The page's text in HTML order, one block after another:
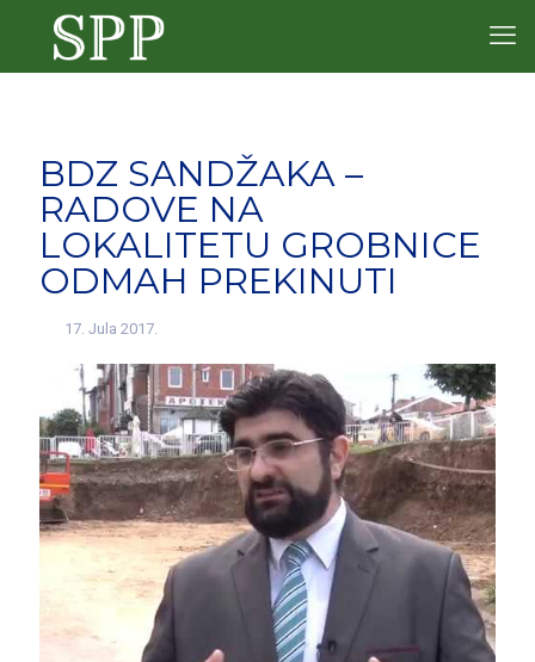
BDZ SANDŽAKA –
RADOVE NA
LOKALITETU GROBNICE
ODMAH PREKINUTI
17. Jula 2017.